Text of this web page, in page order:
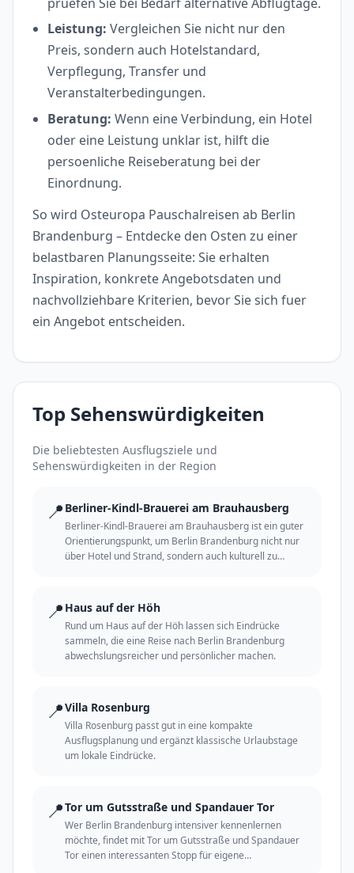
Leistung: Vergleichen Sie nicht nur den
Preis, sondern auch Hotelstandard,
Verpflegung, Transfer und
Veranstalterbedingungen.
Beratung: Wenn eine Verbindung, ein Hotel
oder eine Leistung unklar ist, hilft die
persoenliche Reiseberatung bei der
Einordnung.
So wird Osteuropa Pauschalreisen ab Berlin
Brandenburg – Entdecke den Osten zu einer
belastbaren Planungsseite: Sie erhalten
Inspiration, konkrete Angebotsdaten und
nachvollziehbare Kriterien, bevor Sie sich fuer
ein Angebot entscheiden.
Top Sehenswürdigkeiten
Die beliebtesten Ausflugsziele und
Sehenswürdigkeiten in der Region
📍 Berliner-Kindl-Brauerei am Brauhausberg
Berliner-Kindl-Brauerei am Brauhausberg ist ein guter
Orientierungspunkt, um Berlin Brandenburg nicht nur
über Hotel und Strand, sondern auch kulturell zu
📍 Haus auf der Höh
Rund um Haus auf der Höh lassen sich Eindrücke
sammeln, die eine Reise nach Berlin Brandenburg
abwechslungsreicher und persönlicher machen.
📍Villa Rosenburg
Villa Rosenburg passt gut in eine kompakte
Ausflugsplanung und ergänzt klassische Urlaubstage
um lokale Eindrücke.
📍Tor um Gutsstraße und Spandauer Tor
Wer Berlin Brandenburg intensiver kennenlernen
möchte, findet mit Tor um Gutsstraße und Spandauer
Tor einen interessanten Stopp für eigene